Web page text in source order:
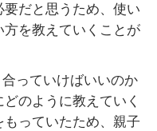
だと思うため、使い
を教えていくことが
っていけばいいのか
どのように教えていく
っていたため、親子